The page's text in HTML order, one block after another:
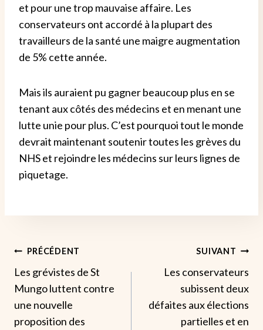
et pour une trop mauvaise affaire. Les
conservateurs ont accordé à la plupart des
travailleurs de la santé une maigre augmentation
de 5% cette année.
Mais ils auraient pu gagner beaucoup plus en se
tenant aux côtés des médecins et en menant une
lutte unie pour plus. C’est pourquoi tout le monde
devrait maintenant soutenir toutes les grèves du
NHS et rejoindre les médecins sur leurs lignes de
piquetage.
Navigation
De
L’article
PRÉCÉDENT
Les grévistes de St
Mungo luttent contre
une nouvelle
proposition des
SUIVANT
Les conservateurs
subissent deux
défaites aux élections
partielles et en